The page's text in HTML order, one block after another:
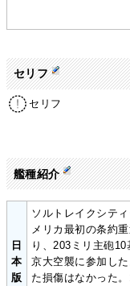
セリフ
セリフ
艦種紹介
日
本
版
ソルトレイクシテ
メリカ最初の条約
り、203ミリ主砲
京大空襲に参加し
た損傷はなかった